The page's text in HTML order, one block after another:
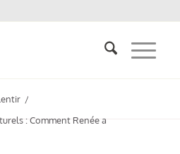
/
: Comment Renée a